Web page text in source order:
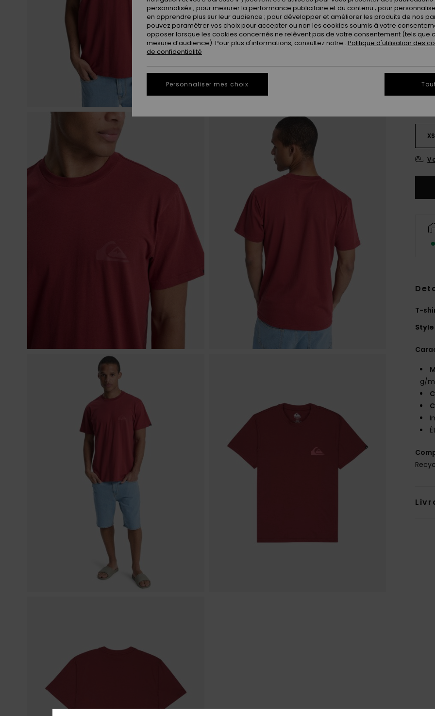
XS
T-
Style
g/
personnalisés ; pour mesurer la performance publicitaire et du contenu ; pour
en apprendre plus sur leur audience ; pour développer et améliorer les produits de nos
pouvez paramétrer vos choix pour accepter ou non les cookies soumis à votre
opposer lorsque les cookies concernés ne relèvent pas de votre consentement (tels que
mesure d’audience). Pour plus d'informations, consultez notre : Politique d'utilisation des
de confidentialité
Personnaliser mes choix